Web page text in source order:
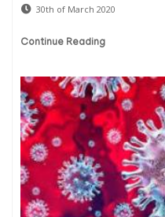
30th of March 2020
Continue Reading